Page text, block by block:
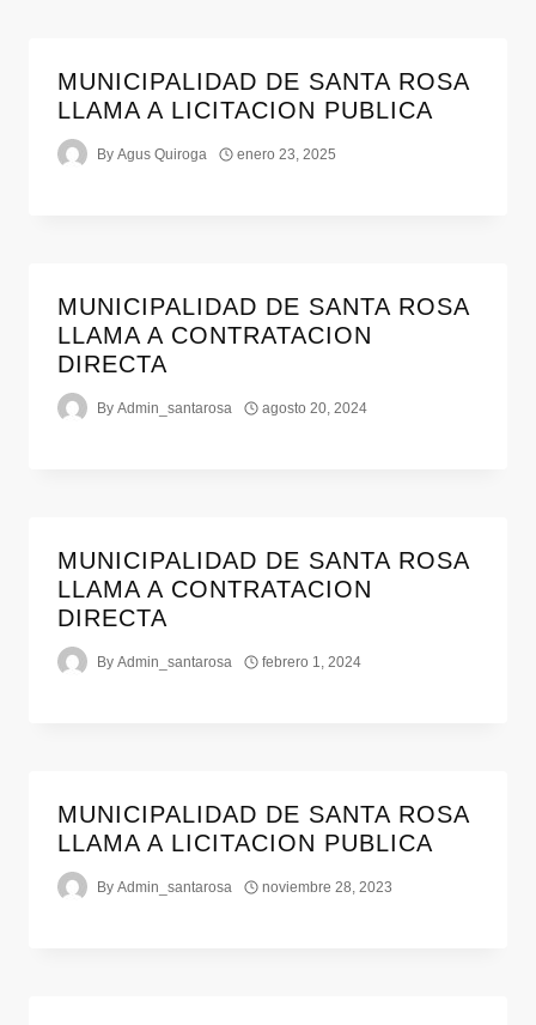
MUNICIPALIDAD DE SANTA ROSA
LLAMA A LICITACION PUBLICA
By Agus Quiroga enero 23, 2025
MUNICIPALIDAD DE SANTA ROSA
LLAMA A CONTRATACION
DIRECTA
By Admin_santarosa agosto 20, 2024
MUNICIPALIDAD DE SANTA ROSA
LLAMA A CONTRATACION
DIRECTA
By Admin_santarosa febrero 1, 2024
MUNICIPALIDAD DE SANTA ROSA
LLAMA A LICITACION PUBLICA
By Admin_santarosa noviembre 28, 2023